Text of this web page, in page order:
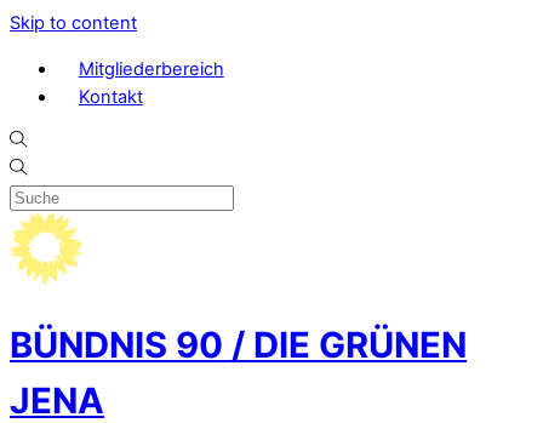
Skip to content
Mitgliederbereich
Kontakt
BÜNDNIS 90 / DIE GRÜNEN
JENA